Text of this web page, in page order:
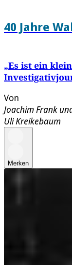
40 Jahre
„Es ist ein
Von
Joachim Frank
Uli Kreikebaum
Merken